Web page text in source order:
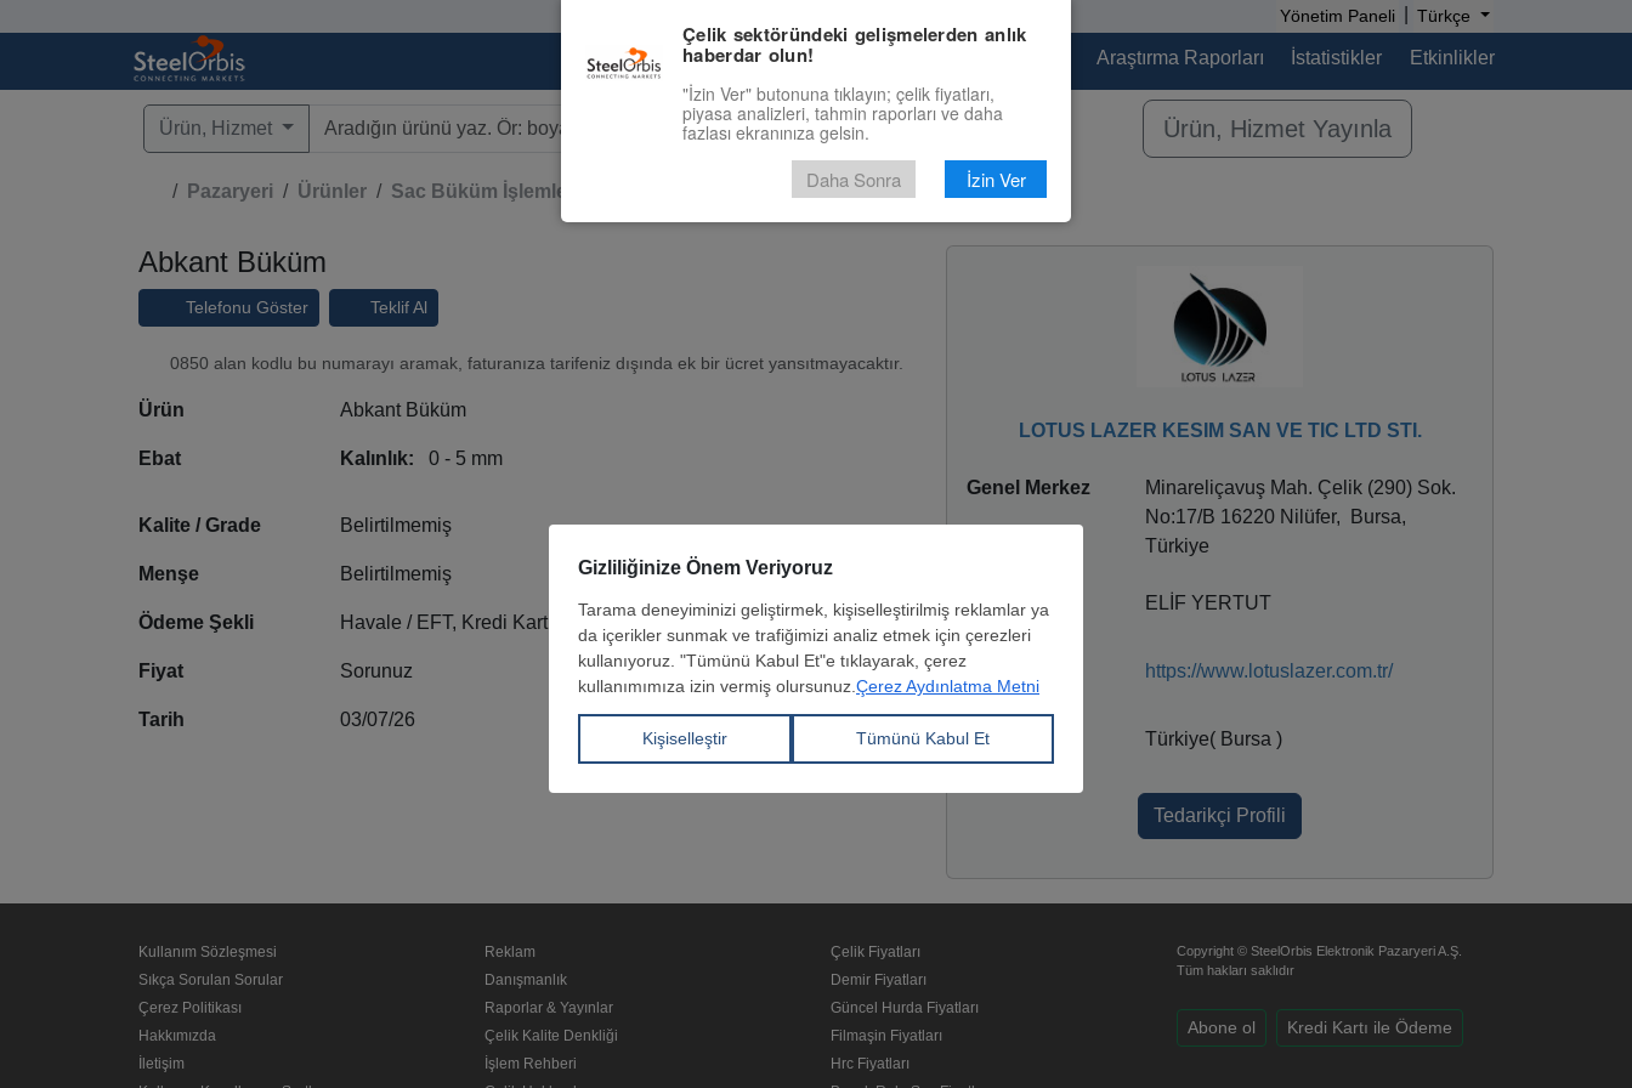
Yönetim Paneli Türkçe
Pazaryeri Çelik Piyasası Araştırma Raporları İstatistikler Etkinlikler
Ürün, Hizmet
Ürün, Hizmet Yayınla
Pazaryeri Ürünler Sac Büküm İşlemleri
Abkant Büküm
Telefonu Göster Teklif Al
0850 alan kodlu bu numarayı aramak, faturanıza tarifeniz dışında ek bir ücret yansıtmayacaktır.
Ürün Abkant Büküm
Ebat Kalınlık:0 - 5 mm
Kalite / Grade Belirtilmemiş
Menşe Belirtilmemiş
Ödeme Şekli Havale / EFT, Kredi Kartı
Fiyat Sorunuz
Tarih 03/07/26
LOTUS LAZER KESIM SAN VE TIC LTD STI.
Genel Merkez
Minareliçavuş Mah. Çelik (290) Sok.
No:17/B 16220 Nilüfer, Bursa,
Türkiye
Yetkili kişi ELİF YERTUT
https://www.lotuslazer.com.tr/
Lokasyon Türkiye( Bursa )
Tedarikçi Profili
Kullanım Sözleşmesi
Sıkça Sorulan Sorular
Çerez Politikası
Hakkımızda
İletişim
Reklam
Danışmanlık
Raporlar & Yayınlar
Çelik Kalite Denkliği
İşlem Rehberi
Çelik Fiyatları
Demir Fiyatları
Güncel Hurda Fiyatları
Filmaşin Fiyatları
Hrc Fiyatları
Copyright © SteelOrbis Elektronik Pazaryeri A.Ş.
Tüm hakları saklıdır
Abone ol Kredi Kartı ile Ödeme
Çelik sektöründeki gelişmelerden anlık
haberdar olun!
"İzin Ver" butonuna tıklayın; çelik fiyatları,
piyasa analizleri, tahmin raporları ve daha
fazlası ekranınıza gelsin.
Daha Sonra İzin Ver